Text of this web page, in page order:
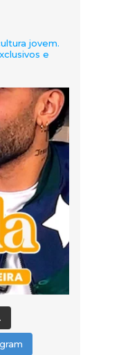
jovem.
e